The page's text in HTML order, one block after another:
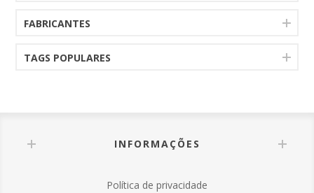
FABRICANTES
TAGS POPULARES
INFORMAÇÕES
Política de privacidade